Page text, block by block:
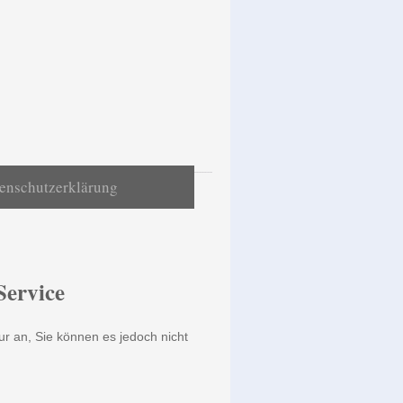
an, Sie können es jedoch nicht